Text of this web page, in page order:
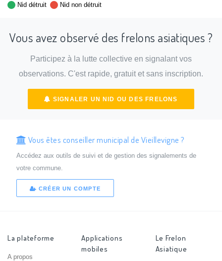
Nid détruit
Nid non détruit
Vous avez observé des frelons asiatiques ?
Participez à la lutte collective en signalant vos
observations. C'est rapide, gratuit et sans inscription.
SIGNALER UN NID OU DES FRELONS
Vous êtes conseiller municipal de Vieillevigne ?
Accédez aux outils de suivi et de gestion des signalements de
votre commune.
CRÉER UN COMPTE
La plateforme
A propos
Applications
mobiles
Le Frelon
Asiatique